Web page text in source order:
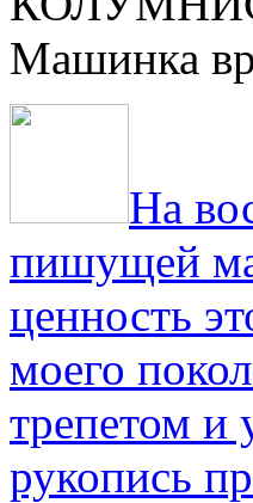
Машинка
На
пишущей
ценность
моего
трепетом и
рукопись